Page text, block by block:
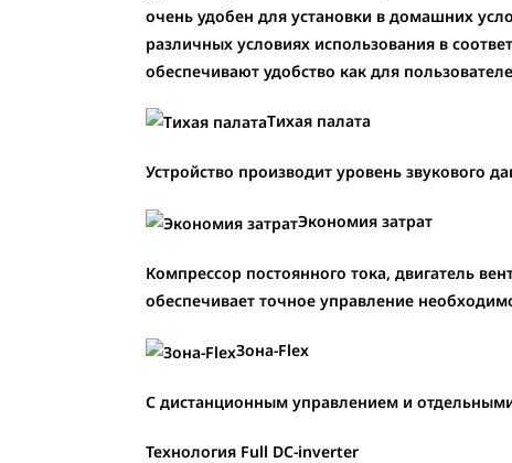
очень удобен для установки в домашних
различных условиях использования в
обеспечивают удобство как для
Тихая палата
Устройство производит уровень звукового
Экономия затрат
Компрессор постоянного тока, двигатель
обеспечивает точное управление
Зона-Flex
С дистанционным управлением и
Технология Full DC-inverter